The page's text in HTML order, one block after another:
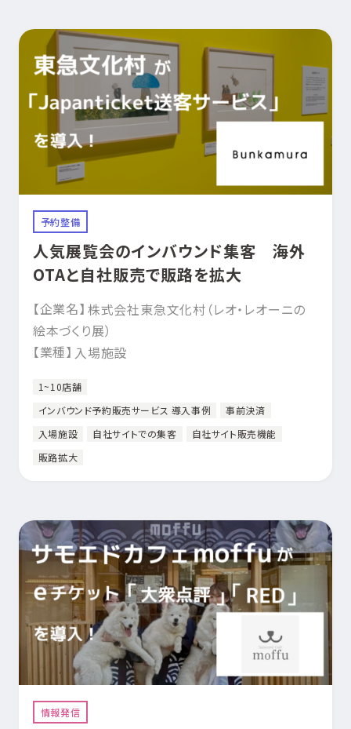
予約整備
人気展覧会のインバウンド集客 海外
OTAと自社販売で販路を拡大
【企業名】 株式会社東急文化村（レオ・レオーニの
絵本づくり展）
【業種】 入場施設
1~10店舗
インバウンド予約販売サービス 導入事例
事前決済
入場施設
自社サイトでの集客
自社サイト販売機能
販路拡大
情報発信